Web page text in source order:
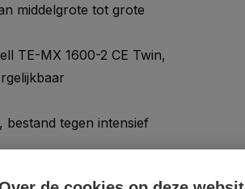
middelgrote tot grote
TE-MX 1600-2 CE Twin,
bestand tegen intensief
te zetten voor veilig